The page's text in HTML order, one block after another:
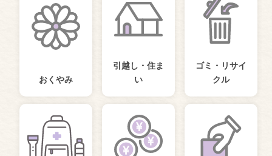
おくやみ
引越し・住ま
い
ゴミ・リサイ
クル